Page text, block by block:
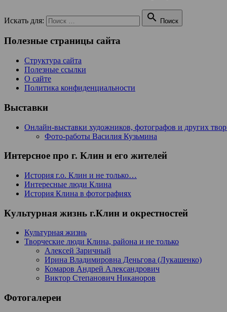
Искать для:  Поиск
Полезные страницы сайта
Структура сайта
Полезные ссылки
О сайте
Политика конфиденциальности
Выставки
Онлайн-выставки художников, фотографов и других
Фото-работы Василия Кузьмина
Интерсное про г. Клин и его жителей
История г.о. Клин и не только…
Интересные люди Клина
История Клина в фотографиях
Культурная жизнь г.Клин и окрестностей
Культурная жизнь
Творческие люди Клина, района и не только
Алексей Заричный
Ирина Владимировна Деньгова (Лукашенко)
Комаров Андрей Александрович
Виктор Степанович Никаноров
Фотогалереи